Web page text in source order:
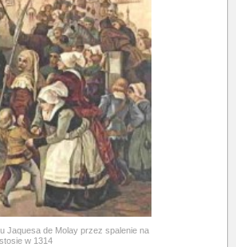
Jaquesa de Molay przez spalenie na
stosie w 1314